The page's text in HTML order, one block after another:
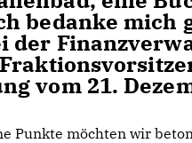
bedanke mich
der
vom 21.
Punkte möchten wir